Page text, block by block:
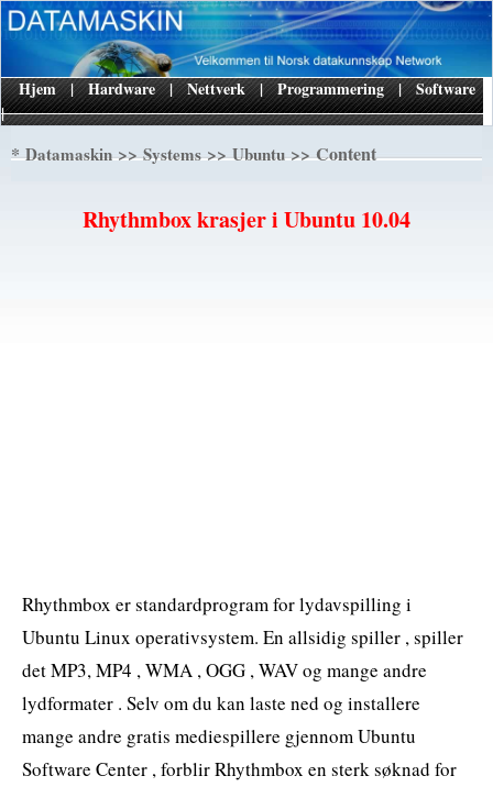
|
Hjem | Hardware | Nettverk | Programmering | Software
*Datamaskin>>Systems>>Ubuntu>> Content
Rhythmbox krasjer i Ubuntu 10.04
Rhythmbox er standardprogram for lydavspilling i
Ubuntu Linux operativsystem. En allsidig spiller , spiller
det MP3, MP4 , WMA , OGG , WAV og mange andre
lydformater . Selv om du kan laste ned og installere
mange andre gratis mediespillere gjennom Ubuntu
Software Center , forblir Rhythmbox en sterk søknad for